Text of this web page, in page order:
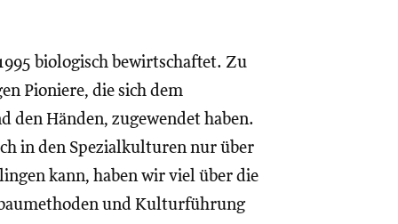
biologisch bewirtschaftet. Zu
Pioniere, die sich dem
den Händen, zugewendet haben.
in den Spezialkulturen nur über
kann, haben wir viel über die
und Kulturführung